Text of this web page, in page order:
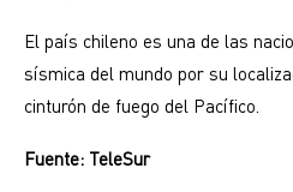
El país chileno es una de las
sísmica del mundo por su
cinturón de fuego del Pacífico.
Fuente: TeleSur